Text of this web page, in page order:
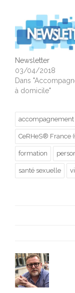
Newsletter
03/04/2018
Dans
à domicile"
CeRHeS® France
formation
santé sexuelle